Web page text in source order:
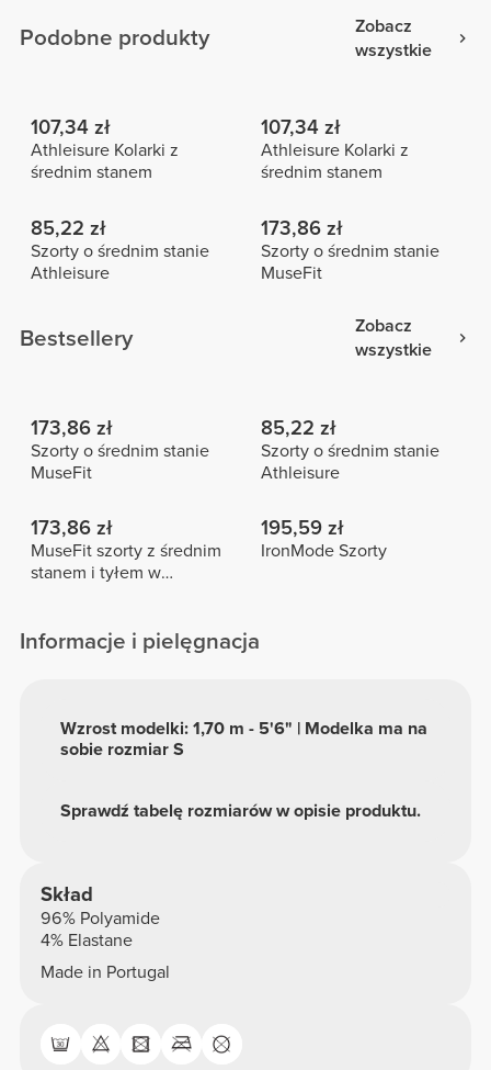
Podobne produkty
Zobacz
wszystkie
107,34 zł
Athleisure Kolarki z
średnim stanem
107,34 zł
Athleisure Kolarki z
średnim stanem
85,22 zł
Szorty o średnim stanie
Athleisure
173,86 zł
Szorty o średnim stanie
MuseFit
Bestsellery
Zobacz
wszystkie
173,86 zł
Szorty o średnim stanie
MuseFit
85,22 zł
Szorty o średnim stanie
Athleisure
173,86 zł
MuseFit szorty z średnim
stanem i tyłem w
195,59 zł
IronMode Szorty
Informacje i pielęgnacja
Sprawdź tabelę rozmiarów w opisie produktu.
Wzrost modelki: 1,70 m - 5'6" | Modelka ma na
sobie rozmiar S
Skład
96% Polyamide
4% Elastane
Made in Portugal